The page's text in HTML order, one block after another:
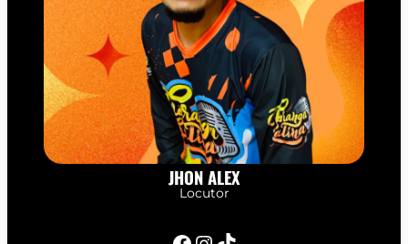
JHON ALEX
Locutor